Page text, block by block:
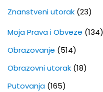
Znanstveni utorak (23)
Moja Prava i Obveze (134)
Obrazovanje (514)
Obrazovni utorak (18)
Putovanja (165)